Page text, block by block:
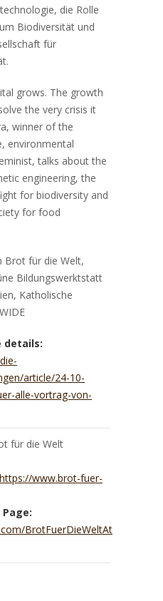
die Rolle
Biodiversität und
für
grows. The growth
the very crisis it
winner of the
environmental
talks about the
engineering, the
for biodiversity and
for food
Brot für die Welt,
Bildungswerktstatt
Katholische
details:
article/24-10-
alle-vortrag-von-
für die Welt
https://www.brot-fuer-
BrotFuerDieWeltAt